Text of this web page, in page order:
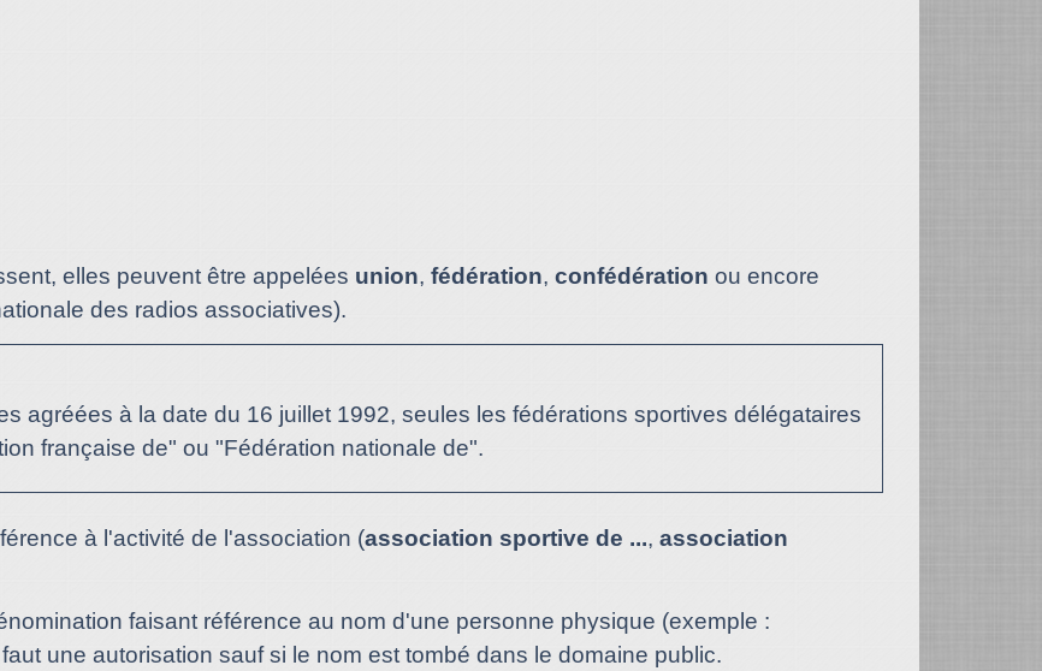
elles peuvent être appelées union, fédération, confédération ou encore
des radios associatives).
agréées à la date du 16 juillet 1992, seules les fédérations sportives délégataires
française de" ou "Fédération nationale de".
à l'activité de l'association (association sportive de ..., association
faisant référence au nom d'une personne physique (exemple :
une autorisation sauf si le nom est tombé dans le domaine public.